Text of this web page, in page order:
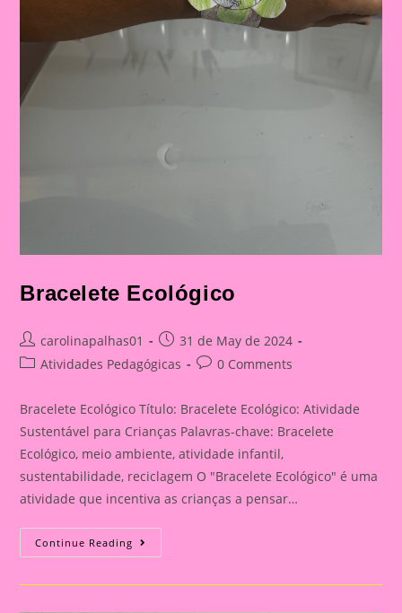
Bracelete Ecológico
Post
author:
carolinapalhas01
Post
published:
31 de May de 2024
PostAtividades Pedagógicas
Post0 Comments
Bracelete Ecológico Título: Bracelete Ecológico: Atividade
Sustentável para Crianças Palavras-chave: Bracelete
Ecológico, meio ambiente, atividade infantil,
sustentabilidade, reciclagem O "Bracelete Ecológico" é uma
atividade que incentiva as crianças a pensar…
Continue Reading Bracelete
Ecológico